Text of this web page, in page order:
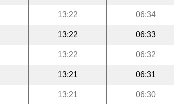
06:34
13:22
06:33
13:22
06:32
13:22
06:31
13:21
06:30
13:21